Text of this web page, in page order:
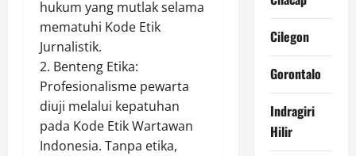
hukum yang mutlak selama
mematuhi Kode Etik
Jurnalistik.
2. Benteng Etika:
Profesionalisme pewarta
diuji melalui kepatuhan
pada Kode Etik Wartawan
Indonesia. Tanpa etika,
Cilegon
Gorontalo
Indragiri
Hilir